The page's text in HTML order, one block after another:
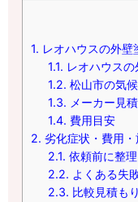
1. レオハウスの外壁
1.1. レオハウス
1.2. 松山市の気
1.3. メーカー見
1.4. 費用目安
2. 劣化症状・費用
2.1. 依頼前に整
2.2. よくある失
2.3. 比較見積も